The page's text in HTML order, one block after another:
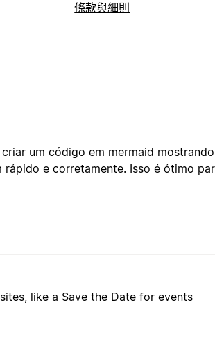
條款與細則
um código em mermaid
e corretamente. Isso é ótimo
like a Save the Date for events